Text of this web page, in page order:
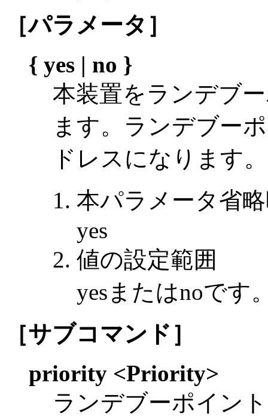
［パラメータ］
{ yes | no }
本装置をランデブ
ます。ランデブー
ドレスになります。
本パラメータ省
yes
値の設定範囲
yesまたはnoです
［サブコマンド］
priority <Priority>
ランデブーポイン